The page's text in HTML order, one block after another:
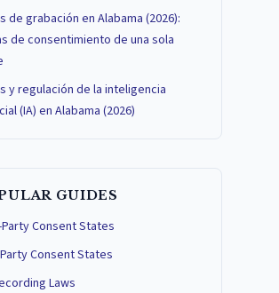
de grabación en Alabama (2026):
de consentimiento de una sola
y regulación de la inteligencia
(IA) en Alabama (2026)
GUIDES
Consent States
Consent States
Laws